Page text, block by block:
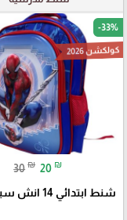
-33%
كولكشن 2026
30 ₪ 20 ₪
شنط ابتدائي 14 انش سبايدر مان